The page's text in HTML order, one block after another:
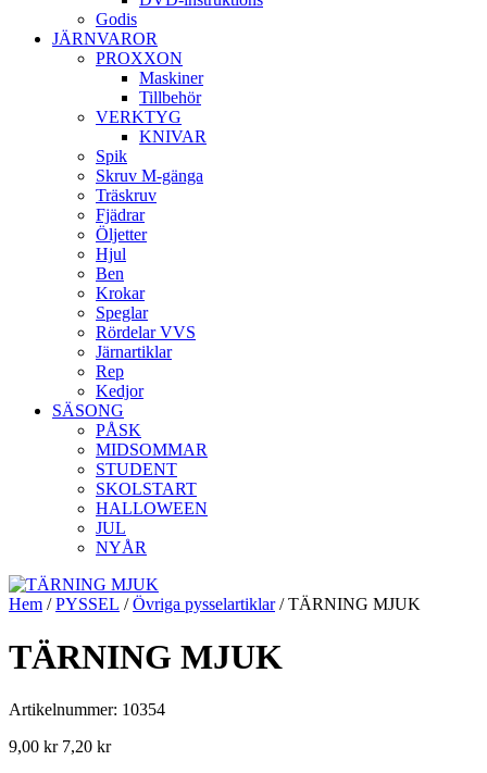
Godis
JÄRNVAROR
PROXXON
Maskiner
Tillbehör
VERKTYG
KNIVAR
Spik
Skruv M-gänga
Träskruv
Fjädrar
Öljetter
Hjul
Ben
Krokar
Speglar
Rördelar VVS
Järnartiklar
Rep
Kedjor
SÄSONG
PÅSK
MIDSOMMAR
STUDENT
SKOLSTART
HALLOWEEN
JUL
NYÅR
Hem /PYSSEL /Övriga pysselartiklar/ TÄRNING MJUK
TÄRNING MJUK
Artikelnummer: 10354
9,00 kr 7,20 kr